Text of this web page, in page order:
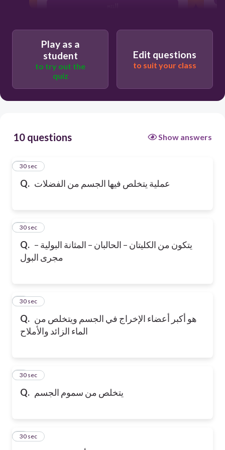
Play as a
student
to try out the
quiz
Edit questions
to suit your class
10 questions Show answers
Q. عملية يتخلص فيها الجسم من الفضلات
1
30 sec
Q. يتكون من الكليتان – الحالبان – المثانة البولية –
مجرى البول
2
30 sec
Q. هو أكبر أعضاء الإخراج في الجسم ويتخلص من
الماء الزائد والأملاح
3
30 sec
Q. يتخلص من سموم الجسم
4
30 sec
5
30 sec